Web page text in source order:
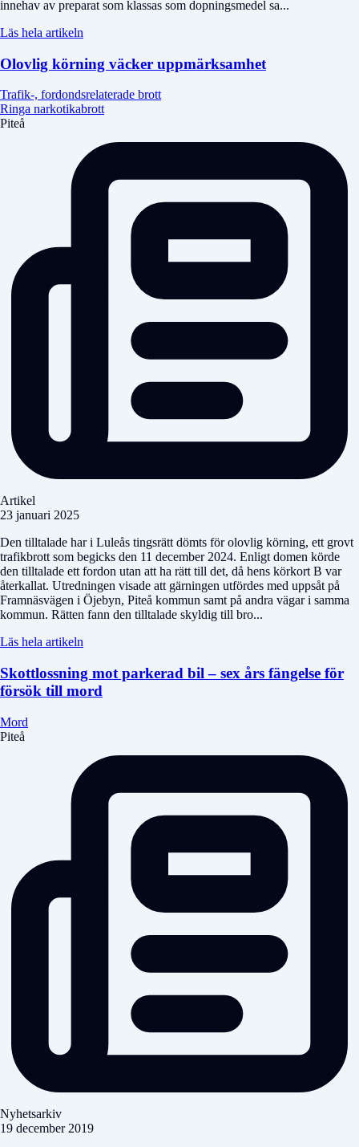
innehav av preparat som klassas som dopningsmedel sa...
Läs hela artikeln
Olovlig körning väcker uppmärksamhet
Trafik-, fordondsrelaterade brott
Ringa narkotikabrott
Piteå
Artikel
23 januari 2025
Den tilltalade har i Luleås tingsrätt dömts för olovlig körning, ett grovt
trafikbrott som begicks den 11 december 2024. Enligt domen körde
den tilltalade ett fordon utan att ha rätt till det, då hens körkort B var
återkallat. Utredningen visade att gärningen utfördes med uppsåt på
Framnäsvägen i Öjebyn, Piteå kommun samt på andra vägar i samma
kommun. Rätten fann den tilltalade skyldig till bro...
Läs hela artikeln
Skottlossning mot parkerad bil – sex års fängelse för
försök till mord
Mord
Piteå
Nyhetsarkiv
19 december 2019